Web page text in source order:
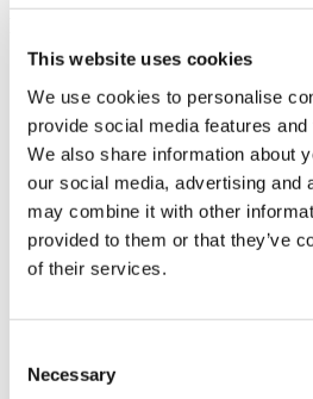
This website uses cookies
We use cookies to personalise
provide social media features
We also share information about
our social media, advertising and
may combine it with other
provided to them or that they’ve
of their services.
Selection
Necessary
Firma
Galerie
Kariéra
Kompletní balíček pro
Kontakt
Naši partneři
Naši zákazníci
Novinky v aktualizaci 2023
Novinky v aktualizaci 2023.3
Novinky v update 2022.1
ViSoft 360